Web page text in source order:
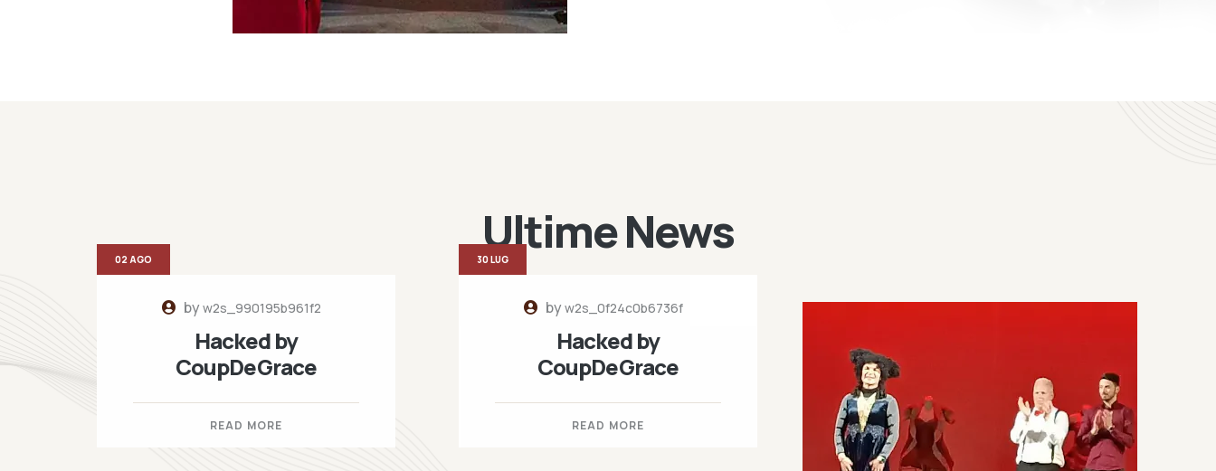
Ultime News
byw2s_990195b961f2
Hacked by
CoupDeGrace
READ MORE
02 AGO
byw2s_0f24c0b6736f
Hacked by
CoupDeGrace
READ MORE
30 LUG